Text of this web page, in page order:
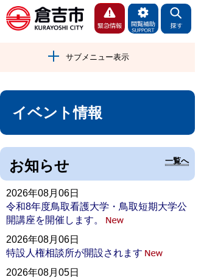
サブメニュー表示
イベント情報
お知らせ 一覧へ
2026年08月06日
令和8年度鳥取看護大学・鳥取短期大学公
開講座を開催します。
2026年08月06日
特設人権相談所が開設されます
2026年08月05日